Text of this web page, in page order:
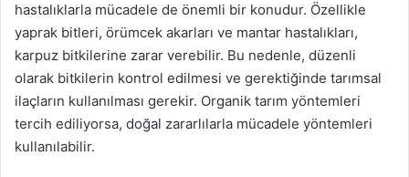
hastalıklarla mücadele de önemli bir konudur. Özellikle
yaprak bitleri, örümcek akarları ve mantar hastalıkları,
karpuz bitkilerine zarar verebilir. Bu nedenle, düzenli
olarak bitkilerin kontrol edilmesi ve gerektiğinde tarımsal
ilaçların kullanılması gerekir. Organik tarım yöntemleri
tercih ediliyorsa, doğal zararlılarla mücadele yöntemleri
kullanılabilir.